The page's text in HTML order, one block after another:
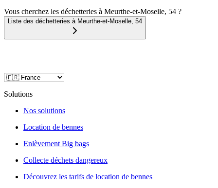
Vous cherchez les déchetteries à Meurthe-et-Moselle, 54 ?
Liste des déchetteries à Meurthe-et-Moselle, 54
Solutions
Nos solutions
Location de bennes
Enlèvement Big bags
Collecte déchets dangereux
Découvrez les tarifs de location de bennes